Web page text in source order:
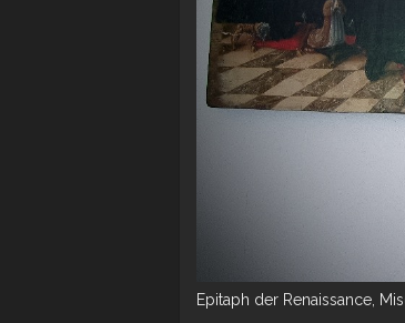
Epitaph der Renaissance,